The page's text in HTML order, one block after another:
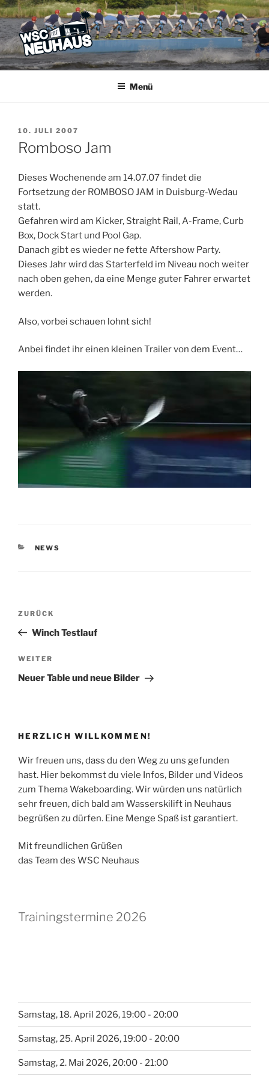
Zum
Inhalt
springen
WSC NEUHAUS
Der Verein mit dem Haus am See
Menü
VERÖFFENTLICHT
AM
10. JULI 2007
Romboso Jam
Dieses Wochenende am 14.07.07 findet die
Fortsetzung der ROMBOSO JAM in Duisburg-Wedau
statt.
Gefahren wird am Kicker, Straight Rail, A-Frame, Curb
Box, Dock Start und Pool Gap.
Danach gibt es wieder ne fette Aftershow Party.
Dieses Jahr wird das Starterfeld im Niveau noch weiter
nach oben gehen, da eine Menge guter Fahrer erwartet
werden.
Also, vorbei schauen lohnt sich!
Anbei findet ihr einen kleinen Trailer von dem Event…
KATEGORIEN
NEWS
Beitragsnavigation
Vorheriger
Beitrag
ZURÜCK
Winch Testlauf
Nächster
Beitrag
WEITER
Neuer Table und neue Bilder
HERZLICH WILLKOMMEN!
Wir freuen uns, dass du den Weg zu uns gefunden
hast. Hier bekommst du viele Infos, Bilder und Videos
zum Thema Wakeboarding. Wir würden uns natürlich
sehr freuen, dich bald am Wasserskilift in Neuhaus
begrüßen zu dürfen. Eine Menge Spaß ist garantiert.
Mit freundlichen Grüßen
das Team des WSC Neuhaus
Trainingstermine 2026
Samstag, 18. April 2026, 19:00 - 20:00
Samstag, 25. April 2026, 19:00 - 20:00
Samstag, 2. Mai 2026, 20:00 - 21:00